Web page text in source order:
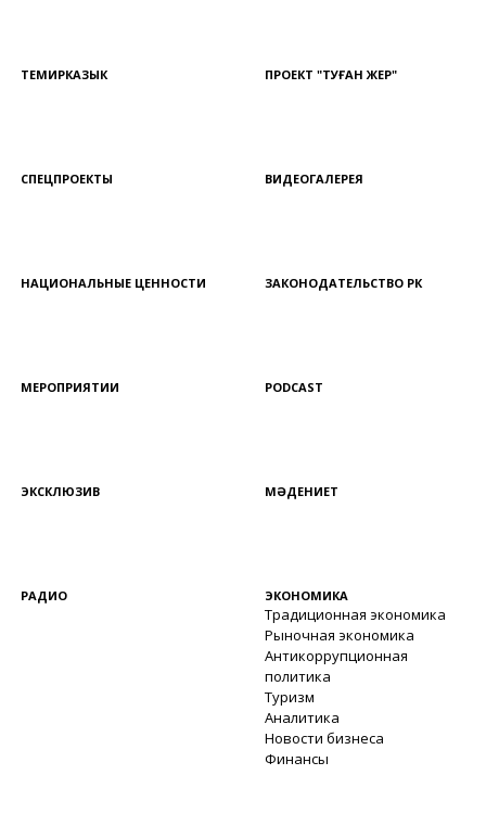
ТЕМИРКАЗЫК ПРОЕКТ "ТУҒАН ЖЕР"
СПЕЦПРОЕКТЫ ВИДЕОГАЛЕРЕЯ
НАЦИОНАЛЬНЫЕ ЦЕННОСТИ ЗАКОНОДАТЕЛЬСТВО РК
МЕРОПРИЯТИИ PODCAST
ЭКСКЛЮЗИВ МӘДЕНИЕТ
РАДИО ЭКОНОМИКА
Традиционная экономика
Рыночная экономика
Антикоррупционная
политика
Туризм
Аналитика
Новости бизнеса
Финансы